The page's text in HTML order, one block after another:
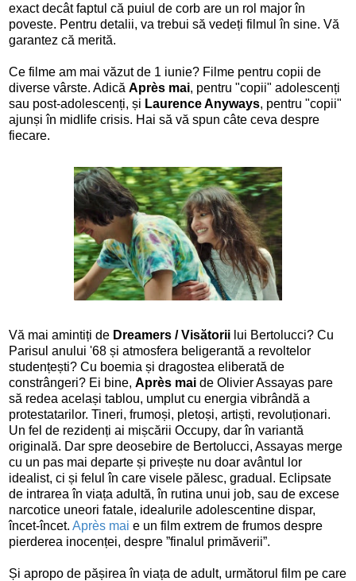
exact decât faptul că puiul de corb are un rol major în
poveste. Pentru detalii, va trebui să vedeți filmul în sine. Vă
garantez că merită.
Ce filme am mai văzut de 1 iunie? Filme pentru copii de
diverse vârste. Adică Après mai, pentru "copii" adolescenți
sau post-adolescenți, și Laurence Anyways, pentru "copii"
ajunși în midlife crisis. Hai să vă spun câte ceva despre
fiecare.
Vă mai amintiți de Dreamers / Visătorii lui Bertolucci? Cu
Parisul anului '68 și atmosfera beligerantă a revoltelor
studențești? Cu boemia și dragostea eliberată de
constrângeri? Ei bine, Après mai de Olivier Assayas pare
să redea același tablou, umplut cu energia vibrândă a
protestatarilor. Tineri, frumoși, pletoși, artiști, revoluționari.
Un fel de rezidenți ai mișcării Occupy, dar în variantă
originală. Dar spre deosebire de Bertolucci, Assayas merge
cu un pas mai departe și privește nu doar avântul lor
idealist, ci și felul în care visele pălesc, gradual. Eclipsate
de intrarea în viața adultă, în rutina unui job, sau de excese
narcotice uneori fatale, idealurile adolescentine dispar,
încet-încet. Après mai e un film extrem de frumos despre
pierderea inocenței, despre ”finalul primăverii”.
Și apropo de pășirea în viața de adult, următorul film pe care